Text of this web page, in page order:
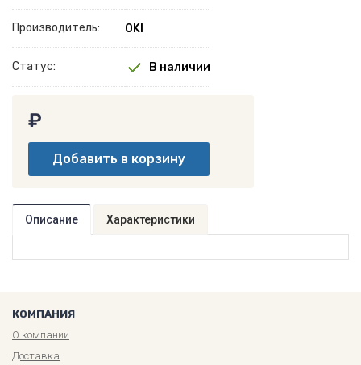
Производитель: OKI
Статус: В наличии
₽
Описание Характеристики
КОМПАНИЯ
О компании
Доставка